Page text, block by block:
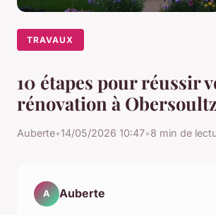
TRAVAUX
10 étapes pour réussir
rénovation à
Auberte•14/05/2026 10:47•8 min de
A Auberte